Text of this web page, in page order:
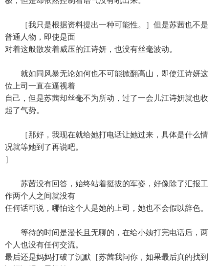
［我只是根据资料提出一种可能性。］但是苏茜也不是
普通人物，即使是面
对着这般散发着威压的江诗妍，也没有丝毫波动。
就如同风暴无论如何也不可能掀翻高山，即使江诗妍这
位上司一直在逼视着
自己，但是苏茜却丝毫不为所动，过了一会儿江诗妍就也收
起了气势。
［那好，我现在就给她打电话让她过来，具体是什么情
况就等她到了再说吧。
］
苏茜没有回答，始终站着挺拔的军姿，好像除了汇报工
作两个人之间就没有
任何话可说，哪怕这个人是她的上司，她也不会假以辞色。
等待的时间是漫长且无聊的，在给小姨打完电话后，两
个人也没有任何交流。
最后还是妈妈打破了沉默［苏茜我问你，如果最后真的找到